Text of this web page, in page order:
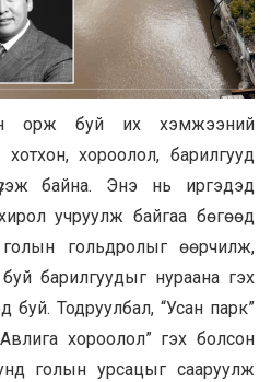
орж буй их хэмжээний
хороолол, барилгууд
байна. Энэ нь иргэдэд
учруулж байгаа бөгөөд
голын гольдролыг өөрчилж,
барилгуудыг нураана гэх
буй. Тодруулбал, “Усан парк”
хороолол” гэх болсон
голын урсацыг сааруулж